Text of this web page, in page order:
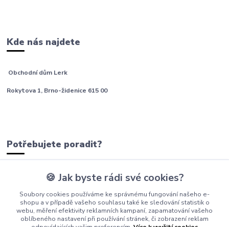
Kde nás najdete
Obchodní dům Lerk
Rokytova 1, Brno-židenice 615 00
Potřebujete poradit?
+420 605 277 576
info@barfici.cz
🍪 Jak byste rádi své cookies?
Soubory cookies používáme ke správnému fungování našeho e-
shopu a v případě vašeho souhlasu také ke sledování statistik o
webu, měření efektivity reklamních kampaní, zapamatování vašeho
oblíbeného nastavení při používání stránek, či zobrazení reklam